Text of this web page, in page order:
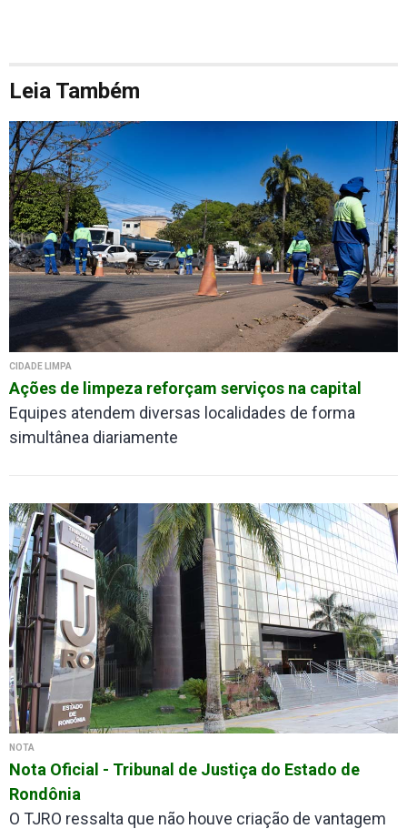
Leia Também
CIDADE LIMPA
Ações de limpeza reforçam serviços na capital
Equipes atendem diversas localidades de forma
simultânea diariamente
NOTA
Nota Oficial - Tribunal de Justiça do Estado de
Rondônia
O TJRO ressalta que não houve criação de vantagem